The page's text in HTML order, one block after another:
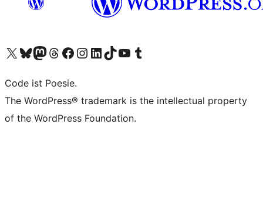
Unser X-Konto (früher Twitter) besuchen
Unser Bluesky-Konto besuchen
Unser Mastodon-Konto besuchen
Unser Threads-Konto besuchen
Unsere Facebook-Seite besuchen
Unser Instagram-Konto besuchen
Unser LinkedIn-Konto besuchen
Unser TikTok-Konto besuchen
Unseren YouTube-Kanal besuchen
Unser Tumblr-Konto besuchen
Code ist Poesie.
The WordPress® trademark is the intellectual property
of the WordPress Foundation.